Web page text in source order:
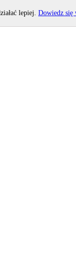
lepiej. Dowiedz się